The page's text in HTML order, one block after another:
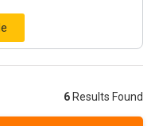
6 Results Found